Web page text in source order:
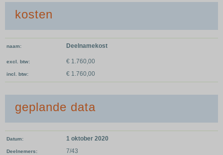
kosten
naam Deelnamekost
excl. btw € 1.760,00
incl. btw € 1.760,00
geplande data
Datum 1 oktober 2020
Deelnemers 7/43